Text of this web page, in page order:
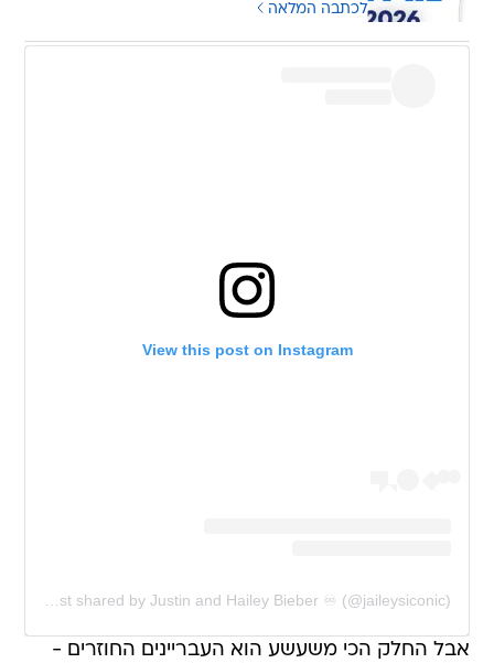
לכתבה המלאה
View this post on Instagram
אבל החלק הכי משעשע הוא העבריינים החוזרים -